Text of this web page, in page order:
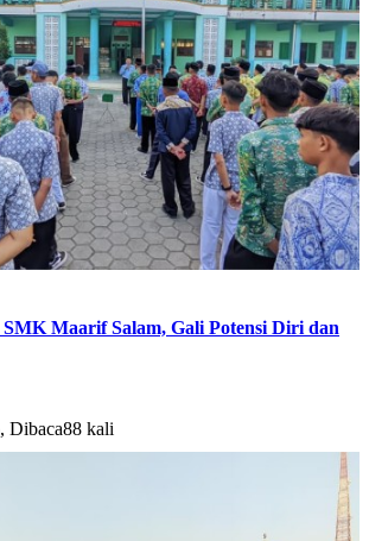
Maarif Salam, Gali Potensi Diri dan
Dibaca88 kali